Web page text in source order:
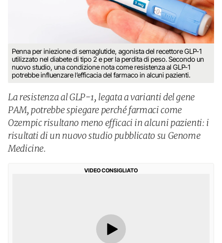
Penna per iniezione di semaglutide, agonista del recettore GLP-1
utilizzato nel diabete di tipo 2 e per la perdita di peso. Secondo un
nuovo studio, una condizione nota come resistenza al GLP-1
potrebbe influenzare l’efficacia del farmaco in alcuni pazienti.
La resistenza al GLP-1, legata a varianti del gene
PAM, potrebbe spiegare perché farmaci come
Ozempic risultano meno efficaci in alcuni pazienti: i
risultati di un nuovo studio pubblicato su Genome
Medicine.
VIDEO CONSIGLIATO